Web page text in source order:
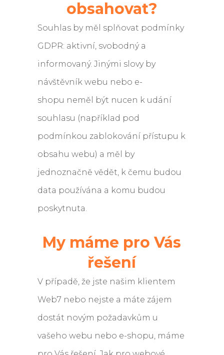
obsahovat?
Souhlas by měl splňovat podmínky
GDPR: aktivní, svobodný a
informovaný. Jinými slovy by
návštěvník webu nebo e-
shopu neměl být nucen k udání
souhlasu (například pod
podmínkou zablokování přístupu k
obsahu webu) a měl by
jednoznačně vědět, k čemu budou
data používána a komu budou
poskytnuta.
My máme pro Vás
řešení
V případě, že jste našim klientem
Web7 nebo nejste a máte zájem
dostát novým požadavkům u
vašeho webu nebo e-shopu, máme